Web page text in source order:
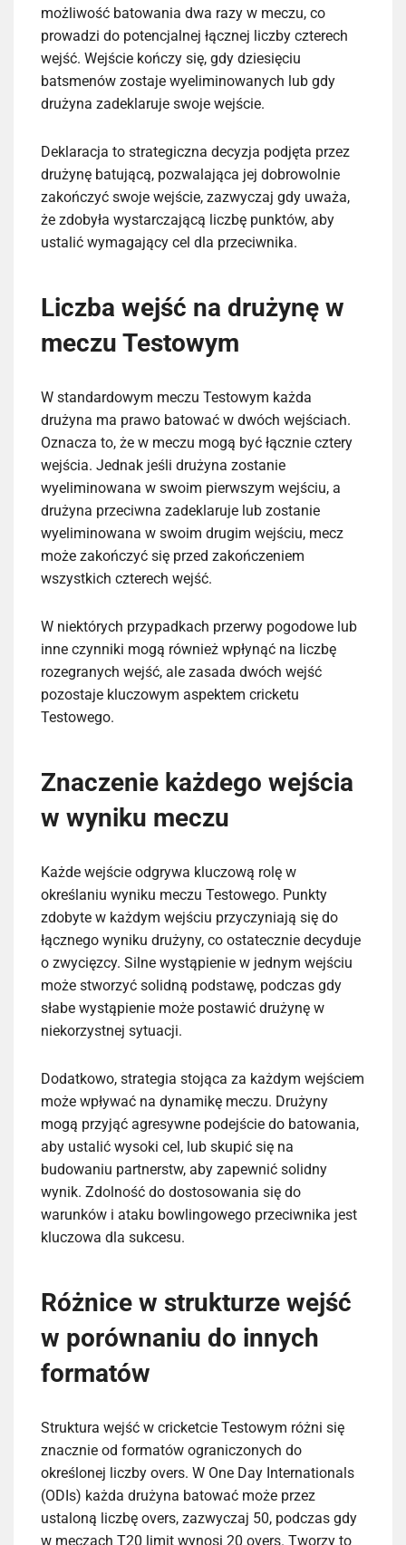
możliwość batowania dwa razy w meczu, co
prowadzi do potencjalnej łącznej liczby czterech
wejść. Wejście kończy się, gdy dziesięciu
batsmenów zostaje wyeliminowanych lub gdy
drużyna zadeklaruje swoje wejście.
Deklaracja to strategiczna decyzja podjęta przez
drużynę batującą, pozwalająca jej dobrowolnie
zakończyć swoje wejście, zazwyczaj gdy uważa,
że zdobyła wystarczającą liczbę punktów, aby
ustalić wymagający cel dla przeciwnika.
Liczba wejść na drużynę w
meczu Testowym
W standardowym meczu Testowym każda
drużyna ma prawo batować w dwóch wejściach.
Oznacza to, że w meczu mogą być łącznie cztery
wejścia. Jednak jeśli drużyna zostanie
wyeliminowana w swoim pierwszym wejściu, a
drużyna przeciwna zadeklaruje lub zostanie
wyeliminowana w swoim drugim wejściu, mecz
może zakończyć się przed zakończeniem
wszystkich czterech wejść.
W niektórych przypadkach przerwy pogodowe lub
inne czynniki mogą również wpłynąć na liczbę
rozegranych wejść, ale zasada dwóch wejść
pozostaje kluczowym aspektem cricketu
Testowego.
Znaczenie każdego wejścia
w wyniku meczu
Każde wejście odgrywa kluczową rolę w
określaniu wyniku meczu Testowego. Punkty
zdobyte w każdym wejściu przyczyniają się do
łącznego wyniku drużyny, co ostatecznie decyduje
o zwycięzcy. Silne wystąpienie w jednym wejściu
może stworzyć solidną podstawę, podczas gdy
słabe wystąpienie może postawić drużynę w
niekorzystnej sytuacji.
Dodatkowo, strategia stojąca za każdym wejściem
może wpływać na dynamikę meczu. Drużyny
mogą przyjąć agresywne podejście do batowania,
aby ustalić wysoki cel, lub skupić się na
budowaniu partnerstw, aby zapewnić solidny
wynik. Zdolność do dostosowania się do
warunków i ataku bowlingowego przeciwnika jest
kluczowa dla sukcesu.
Różnice w strukturze wejść
w porównaniu do innych
formatów
Struktura wejść w cricketcie Testowym różni się
znacznie od formatów ograniczonych do
określonej liczby overs. W One Day Internationals
(ODIs) każda drużyna batować może przez
ustaloną liczbę overs, zazwyczaj 50, podczas gdy
w meczach T20 limit wynosi 20 overs. Tworzy to